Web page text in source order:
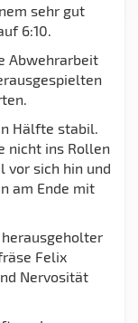
sehr gut
6:10.
Abwehrarbeit
Hälfte stabil.
nicht ins Rollen
vor sich hin und
am Ende mit
Felix
Nervosität